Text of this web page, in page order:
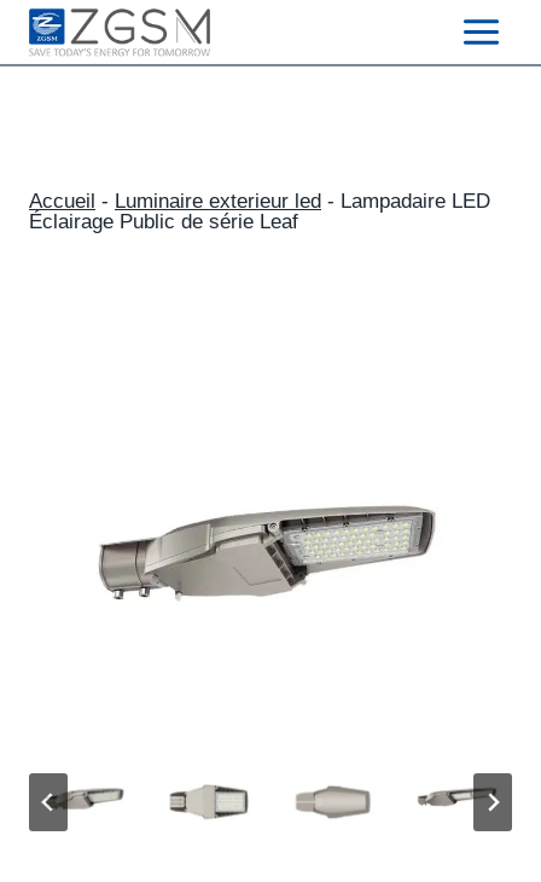
Skip
Accueil - Luminaire exterieur led - Lampadaire LED
Éclairage Public de série Leaf